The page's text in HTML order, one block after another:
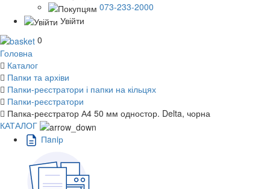
073-233-2000
Увійти
0
Головна
Каталог
Папки та архіви
Папки-реєстратори і папки на кільцях
Папки-реєстратори
Папка-реєстратор А4 50 мм одностор. Delta, чорна
КАТАЛОГ
Пaпiр